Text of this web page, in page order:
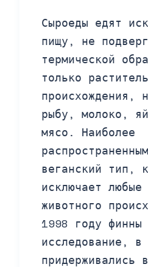
Сыроеды едят
пищу, не
термической
только
происхождения,
рыбу, молоко,
мясо. Наиболее
веганский тип,
исключает любые
животного
1998 году финны
исследование, в
придерживались